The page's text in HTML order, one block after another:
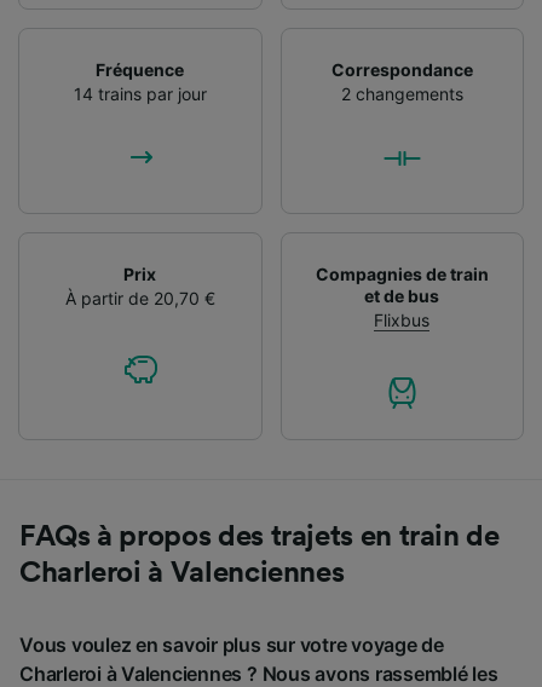
Fréquence
14 trains par jour
Correspondance
2 changements
Prix
À partir de 20,70 €
Compagnies de train
et de bus
Flixbus
FAQs à propos des trajets en train de
Charleroi à Valenciennes
Vous voulez en savoir plus sur votre voyage de
Charleroi à Valenciennes ? Nous avons rassemblé les